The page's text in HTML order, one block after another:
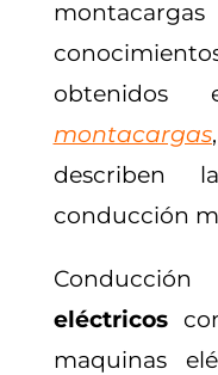
montacargas
describen
conducción
eléctricos
maquinas